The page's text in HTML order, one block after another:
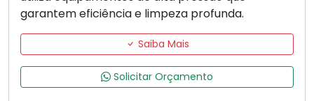
garantem eficiência e limpeza profunda.
Saiba Mais
Solicitar Orçamento